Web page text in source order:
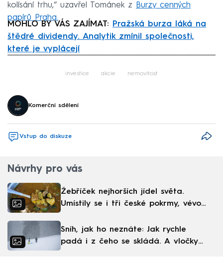
kolísání trhu,“ uzavřel Tománek z
Burzy cenných
papírů Praha.
MOHLO BY VÁS ZAJÍMAT:
Pražská burza láká na
štědré dividendy. Analytik zmínil společnosti,
které je vyplácejí
investice akcie nemovitost
Komerční sdělení
Vstup do diskuze
Návrhy pro vás
Žebříček nejhorších jídel světa.
Umístily se i tři české pokrmy, vévodí
Sníh, jak ho neznáte: Jak rychle
padá i z čeho se skládá. A vločky